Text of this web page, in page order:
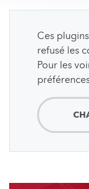
Ces
refusé les
Pour les